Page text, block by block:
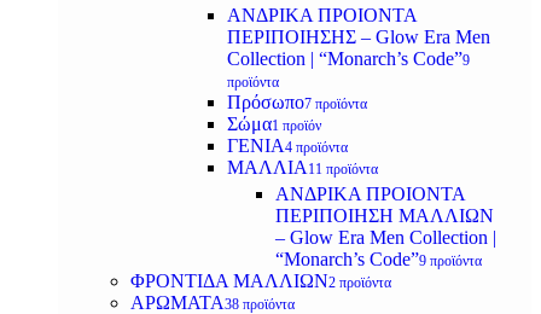
ΑΝΔΡΙΚΑ ΠΡΟΙΟΝΤΑ
ΠΕΡΙΠΟΙΗΣΗΣ – Glow Era Men
Collection | “Monarch’s Code”9
προϊόντα
Πρόσωπο7 προϊόντα
Σώμα1 προϊόν
ΓΕΝΙΑ4 προϊόντα
ΜΑΛΛΙΑ 11 προϊόντα
ΑΝΔΡΙΚΑ ΠΡΟΙΟΝΤΑ
ΠΕΡΙΠΟΙΗΣΗ ΜΑΛΛΙΩΝ
– Glow Era Men Collection |
“Monarch’s Code”9 προϊόντα
ΦΡΟΝΤΙΔΑ ΜΑΛΛΙΩΝ2 προϊόντα
ΑΡΩΜΑΤΑ38 προϊόντα